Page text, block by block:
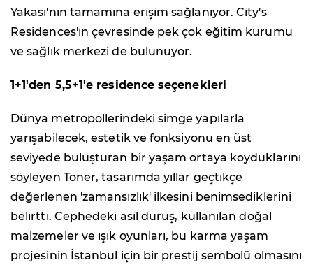
Yakası'nın tamamına erişim sağlanıyor. City's
Residences'ın çevresinde pek çok eğitim kurumu
ve sağlık merkezi de bulunuyor.
1+1'den 5,5+1'e residence seçenekleri
Dünya metropollerindeki simge yapılarla
yarışabilecek, estetik ve fonksiyonu en üst
seviyede buluşturan bir yaşam ortaya koyduklarını
söyleyen Toner, tasarımda yıllar geçtikçe
değerlenen 'zamansızlık' ilkesini benimsediklerini
belirtti. Cephedeki asil duruş, kullanılan doğal
malzemeler ve ışık oyunları, bu karma yaşam
projesinin İstanbul için bir prestij sembolü olmasını